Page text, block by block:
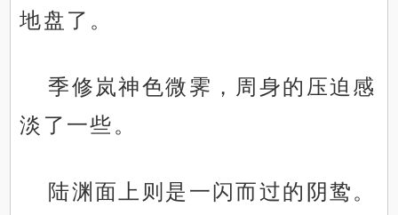
地盘了。
季修岚神色微霁，周身的压迫感
淡了一些。
陆渊面上则是一闪而过的阴鸷。